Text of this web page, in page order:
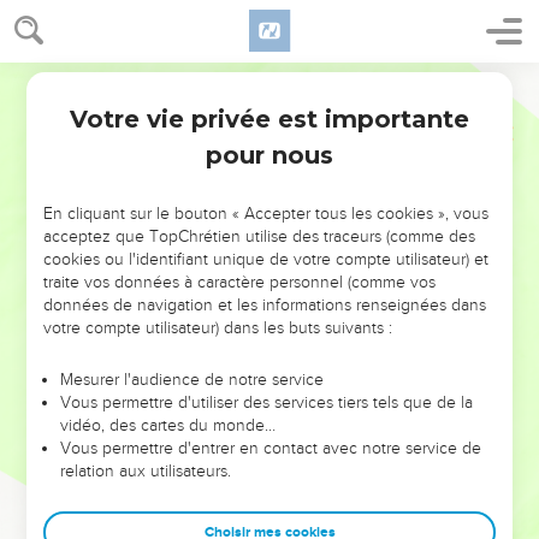
NE MANQUEZ PAS L’ÉVÉNEMENT
DE L’ANNÉE !
ET SI LEURS ERREURS POUVAIENT VOUS ÉVITER LES
VOTRES ?
leur foi ou leur vision. Mais on voit moins les doutes, les erreurs
et les saisons difficiles qu'ils ont traversés, alors même que ce
sont elles qui les ont façonnés.
Dans cette conférence, leaders, entrepreneurs, et responsables
clés pour avancer avec plus de sagesse afin que leurs erreurs
Votre vie privée est importante
pour nous
En cliquant sur le bouton « Accepter tous les cookies », vous
acceptez que TopChrétien utilise des traceurs (comme des
cookies ou l'identifiant unique de votre compte utilisateur) et
traite vos données à caractère personnel (comme vos
données de navigation et les informations renseignées dans
votre compte utilisateur) dans les buts suivants :
Mesurer l'audience de notre service
Vous permettre d'utiliser des services tiers tels que de la
vidéo, des cartes du monde…
Vous permettre d'entrer en contact avec notre service de
relation aux utilisateurs.
Choisir mes cookies